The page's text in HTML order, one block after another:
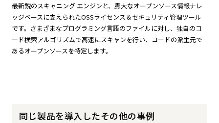
最新鋭のスキャニング エンジンと、膨大なオープンソース情報ナレ
ッジベースに支えられたOSSライセンス＆セキュリティ管理ツール
です。さまざまなプログラミング言語のファイルに対し、独自のコ
ード検索アルゴリズムで高速にスキャンを行い、コードの派生元で
あるオープンソースを特定します。
同じ製品を導入したその他の事例